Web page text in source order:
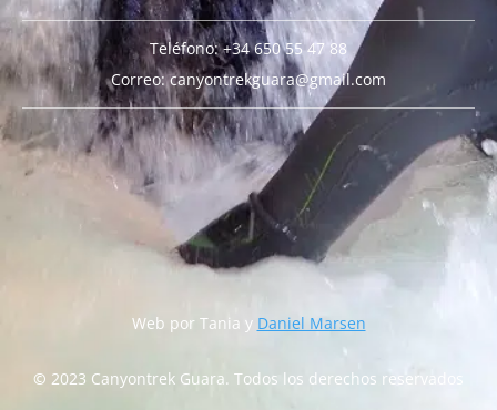
Teléfono: +34 650 55 47 88
Correo: canyontrekguara@gmail.com
Web por Tania y Daniel Marsen
© 2023 Canyontrek Guara. Todos los derechos reservados